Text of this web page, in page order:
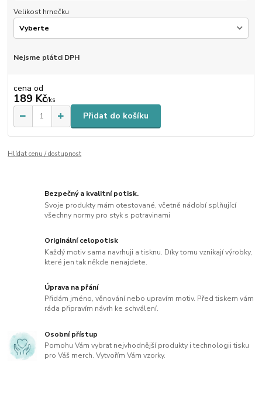
Velikost hrnečku
Nejsme plátci DPH
cena od
189 Kč/ks
Přidat do košíku
Hlídat cenu / dostupnost
Bezpečný a kvalitní potisk.
Svoje produkty mám otestované, včetně nádobí splňující
všechny normy pro styk s potravinami
Originální celopotisk
Každý motiv sama navrhuji a tisknu. Díky tomu vznikají výrobky,
které jen tak někde nenajdete.
Úprava na přání
Přidám jméno, věnování nebo upravím motiv. Před tiskem vám
ráda připravím návrh ke schválení.
Osobní přístup
Pomohu Vám vybrat nejvhodnější produkty i technologii tisku
pro Váš merch. Vytvořím Vám vzorky.